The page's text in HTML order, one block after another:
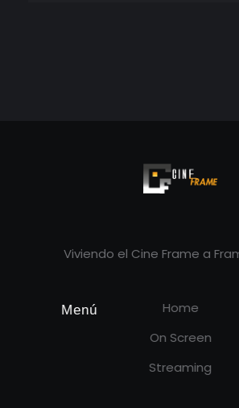
Viviendo el Cine Frame a
Menú
Home
On Screen
Streaming